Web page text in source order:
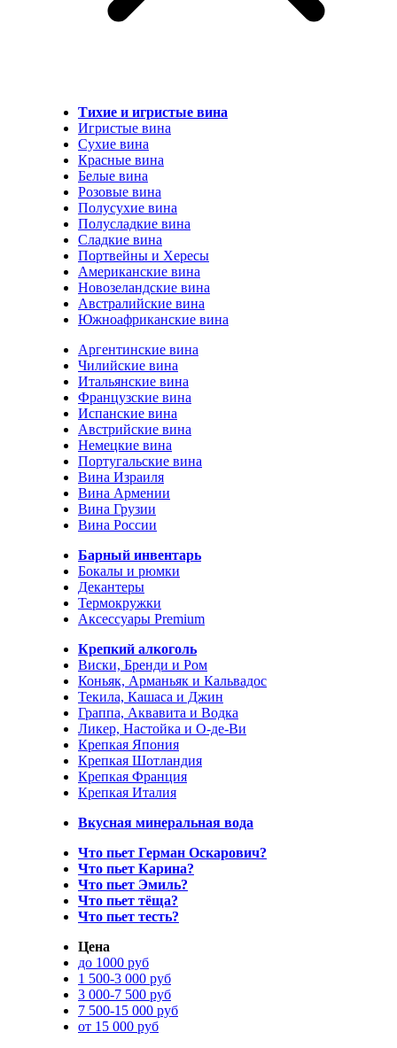
Тихие и игристые вина
Игристые вина
Сухие вина
Красные вина
Белые вина
Розовые вина
Полусухие вина
Полусладкие вина
Сладкие вина
Портвейны и Хересы
Американские вина
Новозеландские вина
Австралийские вина
Южноафриканские вина
Аргентинские вина
Чилийские вина
Итальянские вина
Французские вина
Испанские вина
Австрийские вина
Немецкие вина
Португальские вина
Вина Израиля
Вина Армении
Вина Грузии
Вина России
Барный инвентарь
Бокалы и рюмки
Декантеры
Термокружки
Аксессуары Premium
Крепкий алкоголь
Виски, Бренди и Ром
Коньяк, Арманьяк и Кальвадос
Текила, Кашаса и Джин
Граппа, Аквавита и Водка
Ликер, Настойка и О-де-Ви
Крепкая Япония
Крепкая Шотландия
Крепкая Франция
Крепкая Италия
Вкусная минеральная вода
Что пьет Герман Оскарович?
Что пьет Карина?
Что пьет Эмиль?
Что пьет тёща?
Что пьет тесть?
Цена
до 1000 руб
1 500-3 000 руб
3 000-7 500 руб
7 500-15 000 руб
от 15 000 руб